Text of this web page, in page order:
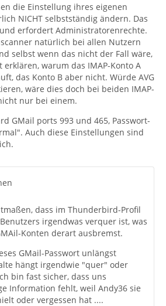
die Einstellung ihres eigenen
NICHT selbstständig ändern. Das
erfordert Administratorenrechte.
natürlich bei allen Nutzern
selbst wenn das nicht der Fall wäre,
warum das IMAP-Konto A
das Konto B aber nicht. Würde AVG
wäre dies doch bei beiden IMAP-
nur bei einem.
GMail ports 993 und 465, Passwort-
Auch diese Einstellungen sind
dass im Thunderbird-Profil
irgendwas verquer ist, was
Konten derart ausbremst.
GMail-Passwort unlängst
hängt irgendwie "quer" oder
bin fast sicher, dass uns
Information fehlt, weil Andy36 sie
oder vergessen hat ....